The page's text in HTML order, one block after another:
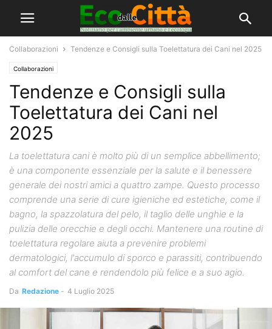
Collaborazioni Tendenze e Consigli sulla Toelettatura dei Cani nel 2025
Collaborazioni
Tendenze e Consigli sulla
Toelettatura dei Cani nel
2025
La toelettatura cani è molto più di un semplice abbellimento;
è una componente essenziale per la salute e il benessere
generale dei nostri amici a quattro zampe. Questo processo
comprende una serie di cure igieniche ed estetiche, come il
bagno, la spazzolatura del pelo, il taglio delle unghie e la
pulizia delle orecchie e degli occhi. Mantenere una routine di
toelettatura regolare aiuta a prevenire problemi
dermatologici, l'accumulo di sporco e parassiti, contribuendo
al comfort del cane e rendendolo più felice e a suo agio.
Da Redazione - 4 Luglio 2025